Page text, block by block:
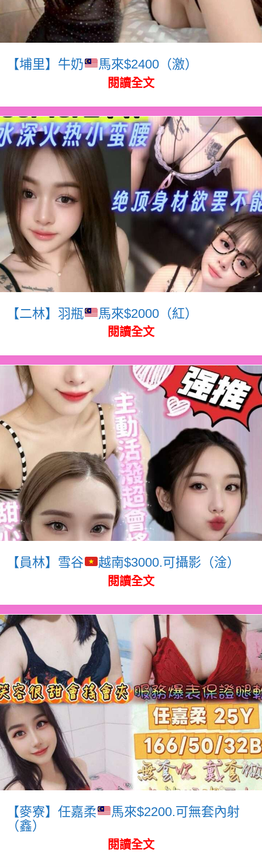
【埔里】牛奶 馬來$2400（激）
閱讀全文
【二林】羽瓶 馬來$2000（紅）
閱讀全文
【員林】雪谷 越南$3000.可攝影（淦）
閱讀全文
【麥寮】任嘉柔
馬來$2200.可無套內射
（鑫）
閱讀全文